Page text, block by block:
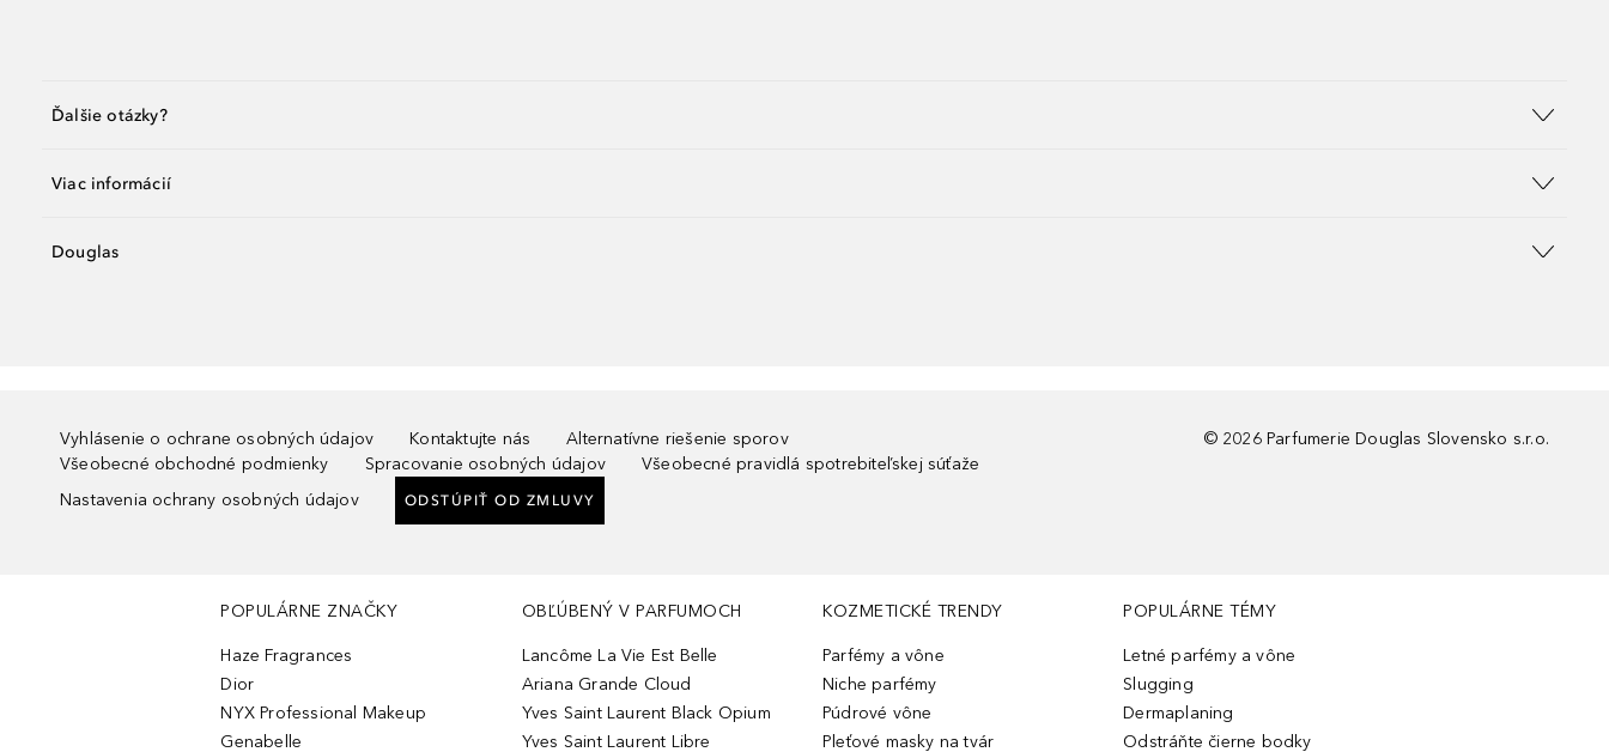
Ďalšie otázky?
Viac informácií
Douglas
Vyhlásenie o ochrane osobných údajov Kontaktujte nás
Alternatívne riešenie sporov
Všeobecné obchodné podmienky
Spracovanie osobných údajov
Všeobecné pravidlá spotrebiteľskej súťaže
Nastavenia ochrany osobných údajov
ODSTÚPIŤ OD ZMLUVY
© 2026 Parfumerie Douglas Slovensko s.r.o.
POPULÁRNE ZNAČKY
Haze Fragrances
Dior
NYX Professional Makeup
Genabelle
OBĽÚBENÝ V PARFUMOCH
Lancôme La Vie Est Belle
Ariana Grande Cloud
Yves Saint Laurent Black Opium
Yves Saint Laurent Libre
KOZMETICKÉ TRENDY
Parfémy a vône
Niche parfémy
Púdrové vône
Pleťové masky na tvár
POPULÁRNE TÉMY
Letné parfémy a vône
Slugging
Dermaplaning
Odstráňte čierne bodky